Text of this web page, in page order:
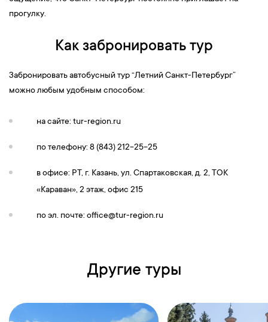
прогулку.
Как забронировать тур
Забронировать автобусный тур “Летний Санкт-Петербург”
можно любым удобным способом:
на сайте: tur-region.ru
по телефону: 8 (843) 212-25-25
в офисе: РТ, г. Казань, ул. Спартаковская, д. 2, ТОК
«Караван», 2 этаж, офис 215
по эл. почте: office@tur-region.ru
Другие туры